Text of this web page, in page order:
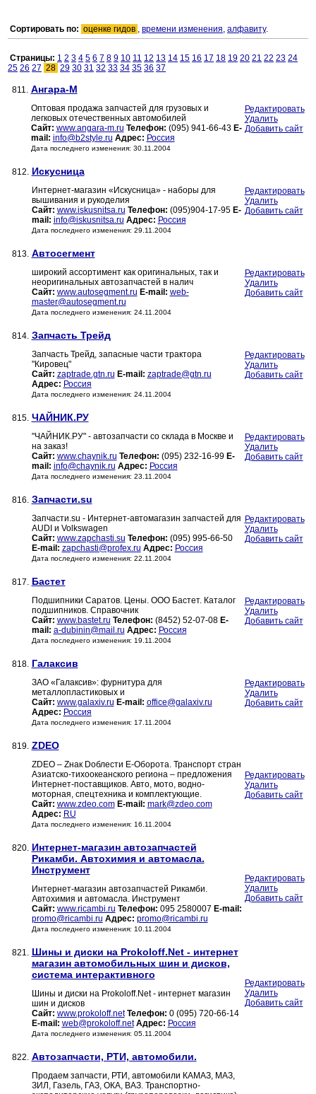
Сортировать по: оценке гидов , времени изменения, алфавиту.
Страницы: 1 2 3 4 5 6 7 8 9 10 11 12 13 14 15 16 17 18 19 20 21 22 23 24
25 26 27 28 29 30 31 32 33 34 35 36 37
811. Ангара-М
Оптовая продажа запчастей для грузовых и
легковых отечественных автомобилей
Сайт: www.angara-m.ru Телефон: (095) 941-66-43 E-
mail: info@b2style.ru Адрес: Россия
Дата последнего изменения: 30.11.2004
Редактировать
Удалить
Добавить сайт
812. Искусница
Интернет-магазин «Искусница» - наборы для
вышивания и рукоделия
Сайт: www.iskusnitsa.ru Телефон: (095)904-17-95 E-
mail: info@iskusnitsa.ru Адрес: Россия
Дата последнего изменения: 29.11.2004
Редактировать
Удалить
Добавить сайт
813. Автосегмент
широкий ассортимент как оригинальных, так и
неоригинальных автозапчастей в налич
Сайт: www.autosegment.ru E-mail: web-
master@autosegment.ru
Дата последнего изменения: 24.11.2004
Редактировать
Удалить
Добавить сайт
814. Запчасть Трейд
Запчасть Трейд, запасные части трактора
"Кировец"
Сайт: zaptrade.gtn.ru E-mail: zaptrade@gtn.ru
Адрес: Россия
Дата последнего изменения: 24.11.2004
Редактировать
Удалить
Добавить сайт
815. ЧАЙНИК.РУ
"ЧАЙНИК.РУ" - автозапчасти со склада в Москве и
на заказ!
Сайт: www.chaynik.ru Телефон: (095) 232-16-99 E-
mail: info@chaynik.ru Адрес: Россия
Дата последнего изменения: 23.11.2004
Редактировать
Удалить
Добавить сайт
816. Запчасти.su
Запчасти.su - Интернет-автомагазин запчастей для
AUDI и Volkswagen
Сайт: www.zapchasti.su Телефон: (095) 995-66-50
E-mail: zapchasti@profex.ru Адрес: Россия
Дата последнего изменения: 22.11.2004
Редактировать
Удалить
Добавить сайт
817. Бастет
Подшипники Саратов. Цены. ООО Бастет. Каталог
подшипников. Справочник
Сайт: www.bastet.ru Телефон: (8452) 52-07-08 E-
mail: a-dubinin@mail.ru Адрес: Россия
Дата последнего изменения: 19.11.2004
Редактировать
Удалить
Добавить сайт
818. Галаксив
ЗАО «Галаксив»: фурнитура для
металлопластиковых и
Сайт: www.galaxiv.ru E-mail: office@galaxiv.ru
Адрес: Россия
Дата последнего изменения: 17.11.2004
Редактировать
Удалить
Добавить сайт
819. ZDEO
ZDEO – Zнак Dоблести E-Оборота. Транспорт стран
Азиатско-тихоокеанского региона – предложения
Интернет-поставщиков. Авто, мото, водно-
моторная, спецтехника и комплектующие.
Сайт: www.zdeo.com E-mail: mark@zdeo.com
Адрес: RU
Дата последнего изменения: 16.11.2004
Редактировать
Удалить
Добавить сайт
820. Интернет-магазин автозапчастей
Рикамби. Автохимия и автомасла.
Инструмент
Интернет-магазин автозапчастей Рикамби.
Автохимия и автомасла. Инструмент
Сайт: www.ricambi.ru Телефон: 095 2580007 E-mail:
promo@ricambi.ru Адрес: promo@ricambi.ru
Дата последнего изменения: 10.11.2004
Редактировать
Удалить
Добавить сайт
821. Шины и диски на Prokoloff.Net - интернет
магазин автомобильных шин и дисков,
система интерактивного
Шины и диски на Prokoloff.Net - интернет магазин
шин и дисков
Сайт: www.prokoloff.net Телефон: 0 (095) 720-66-14
E-mail: web@prokoloff.net Адрес: Россия
Дата последнего изменения: 05.11.2004
Редактировать
Удалить
Добавить сайт
822. Автозапчасти, РТИ, автомобили.
Продаем запчасти, РТИ, автомобили КАМАЗ, МАЗ,
ЗИЛ, Газель, ГАЗ, ОКА, ВАЗ. Транспортно-